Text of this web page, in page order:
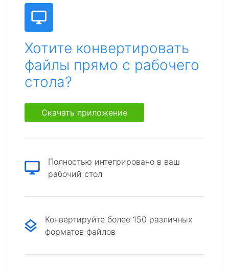
Хотите конвертировать
файлы прямо с рабочего
стола?
Скачать приложение
Полностью интегрировано в ваш
рабочий стол
Конвертируйте более 150 различных
форматов файлов